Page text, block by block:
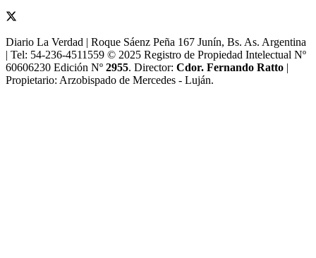
Diario La Verdad | Roque Sáenz Peña 167 Junín, Bs. As. Argentina
| Tel: 54-236-4511559 © 2025 Registro de Propiedad Intelectual Nº
60606230 Edición Nº 2955. Director:​ Cdor. Fernando Ratto |
Propietario:​ Arzobispado de Mercedes - Luján.